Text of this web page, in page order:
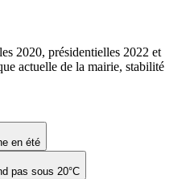
en été
pas sous 20°C
2020, présidentielles 2022 et
actuelle de la mairie, stabilité